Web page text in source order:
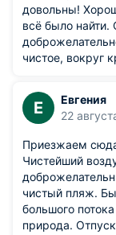
цветов,
благотворное
нормализуется
работа
Помимо
галечными
великолепным
конце
довольны!
всё было найти.
чистое, вокруг
Е
Евгения
22
Приезжаем
Чистейший
чистый пляж.
большого
природа.